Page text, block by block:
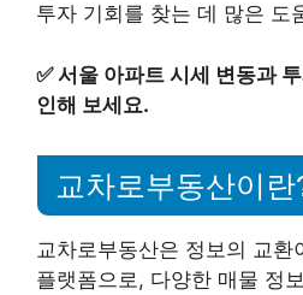
투자 기회를 찾는 데 많은 도
✅서울 아파트 시세 변동과
인해 보세요.
교차로부동산이란
교차로부동산은 정보의 교환
플랫폼으로, 다양한 매물 정